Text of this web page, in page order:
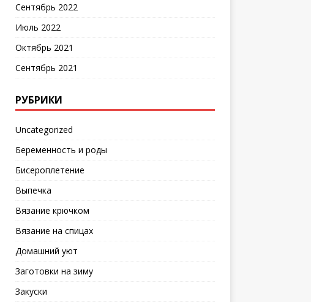
Сентябрь 2022
Июль 2022
Октябрь 2021
Сентябрь 2021
РУБРИКИ
Uncategorized
Беременность и роды
Бисероплетение
Выпечка
Вязание крючком
Вязание на спицах
Домашний уют
Заготовки на зиму
Закуски